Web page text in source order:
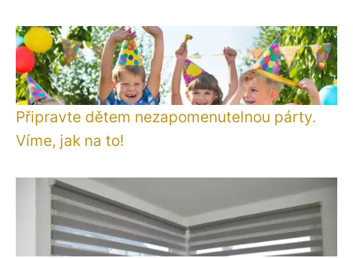
Připravte dětem nezapomenutelnou párty.
Víme, jak na to!